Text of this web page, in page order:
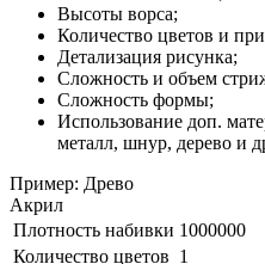
Высоты ворса;
Количество цветов и
Детализация рисунка;
Сложность и объем
Сложность формы;
Использование доп.
металл, шнур, дерево и
Пример: Древо
Акрил
Плотность набивки 1000000
Количество цветов 1